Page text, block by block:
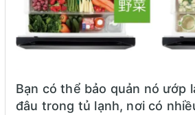
Bạn có thể bảo quản nó ướp
đâu trong tủ lạnh, nơi có